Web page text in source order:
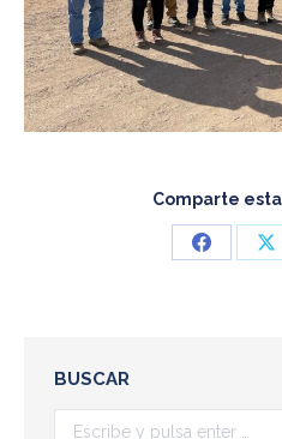
Comparte
Share
BUSCAR
Buscar: